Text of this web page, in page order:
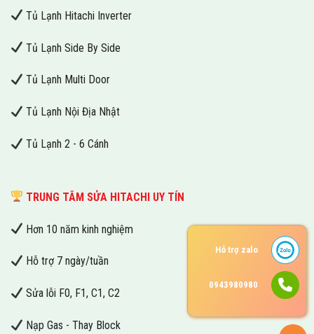
Tủ Lạnh Hitachi Inverter
Tủ Lạnh Side By Side
Tủ Lạnh Multi Door
Tủ Lạnh Nội Địa Nhật
Tủ Lạnh 2 - 6 Cánh
TRUNG TÂM SỬA HITACHI UY TÍN
Hơn 10 năm kinh nghiệm
Hỗ trợ 7 ngày/tuần
Sửa lỗi F0, F1, C1, C2
Nạp Gas - Thay Block
Hỗ trợ zalo
0943980980